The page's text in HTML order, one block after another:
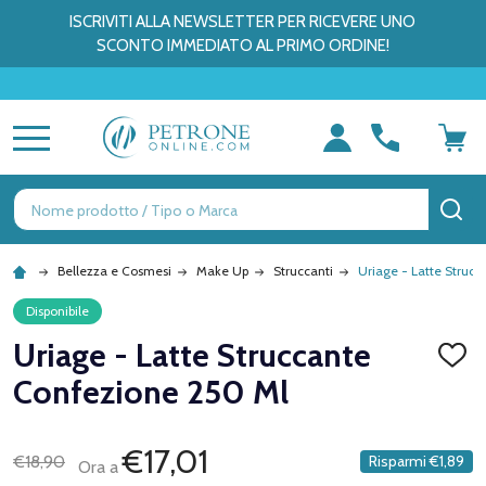
ISCRIVITI ALLA NEWSLETTER PER RICEVERE UNO
SCONTO IMMEDIATO AL PRIMO ORDINE!
Ricerca
Bellezza e Cosmesi Make Up Struccanti Uriage - Latte
Disponibile
Uriage - Latte Struccante
Confezione 250 Ml
€18,90
Ora a€17,01 Risparmi €1,89